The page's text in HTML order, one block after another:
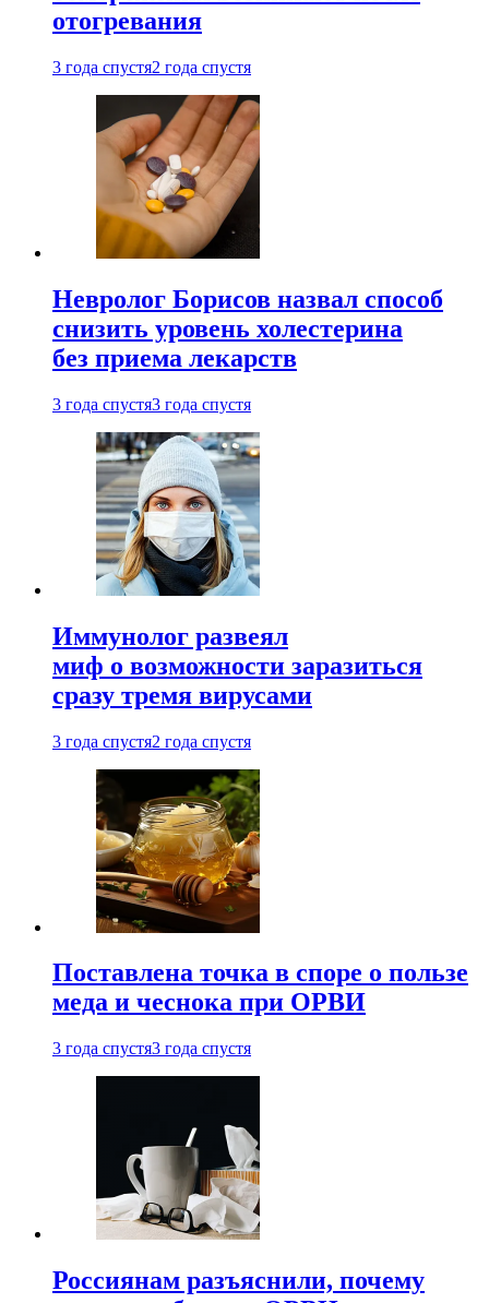
отогревания
3 года спустя2 года спустя
Невролог Борисов назвал способ
снизить уровень холестерина
без приема лекарств
3 года спустя3 года спустя
Иммунолог развеял
миф о возможности заразиться
сразу тремя вирусами
3 года спустя2 года спустя
Поставлена точка в споре о пользе
меда и чеснока при ОРВИ
3 года спустя3 года спустя
Россиянам разъяснили, почему